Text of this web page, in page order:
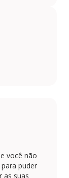
você não
puder
as suas